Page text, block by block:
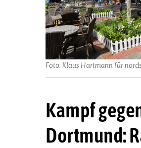
Foto: Klaus Hartmann für
Kampf
Dortmund: